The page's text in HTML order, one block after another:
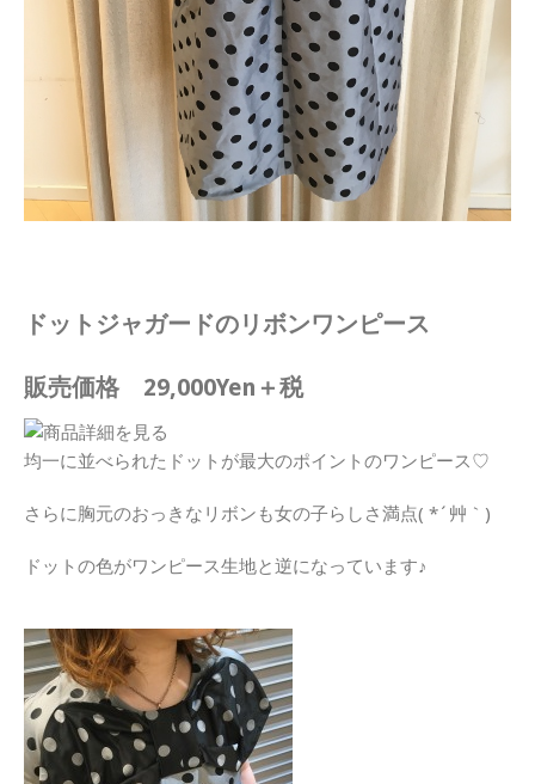
ドットジャガードのリボンワンピース
販売価格 29,000Yen＋税
均一に並べられたドットが最大のポイントのワンピース♡
さらに胸元のおっきなリボンも女の子らしさ満点( *´艸｀)
ドットの色がワンピース生地と逆になっています♪